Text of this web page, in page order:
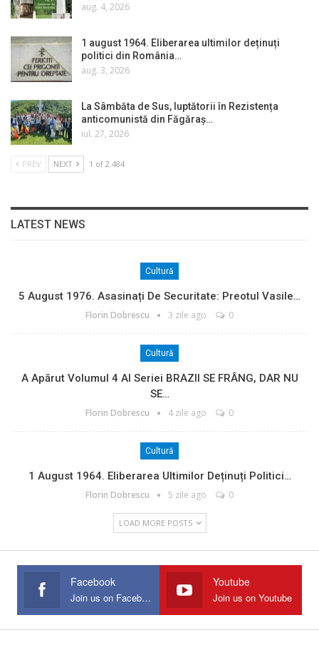
aug. 4, 2026
1 august 1964. Eliberarea ultimilor deținuți
politici din România…
aug. 3, 2026
La Sâmbăta de Sus, luptătorii în Rezistența
anticomunistă din Făgăraș…
iul. 27, 2026
PREV NEXT 1 of 2.484
LATEST NEWS
Cultură
5 August 1976. Asasinați De Securitate: Preotul Vasile…
Florin Dobrescu 3 zile ago 0
Cultură
A Apărut Volumul 4 Al Seriei BRAZII SE FRÂNG, DAR NU
SE…
Florin Dobrescu 4 zile ago 0
Cultură
1 August 1964. Eliberarea Ultimilor Deținuți Politici…
Florin Dobrescu 5 zile ago 0
LOAD MORE POSTS
Facebook
Join us on Facebook
Youtube
Join us on Youtube